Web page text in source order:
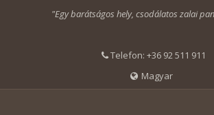
"Egy barátságos hely, csodálatos zalai
Telefon: +36 92 511 911
Magyar